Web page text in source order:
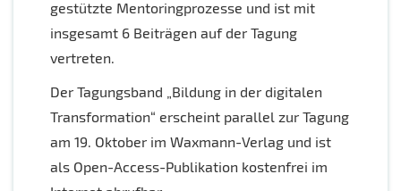
gestützte Mentoringprozesse und ist mit
insgesamt 6 Beiträgen auf der Tagung
vertreten.
Der Tagungsband „Bildung in der digitalen
Transformation“ erscheint parallel zur Tagung
am 19. Oktober im Waxmann-Verlag und ist
als Open-Access-Publikation kostenfrei im